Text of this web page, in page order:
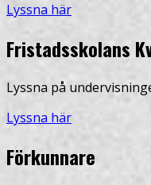
Lyssna här
Fristadsskolans
Lyssna på
Lyssna här
Förkunnare